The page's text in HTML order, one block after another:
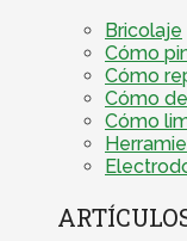
Bricolaje
Cómo
Cómo
Cómo
Cómo